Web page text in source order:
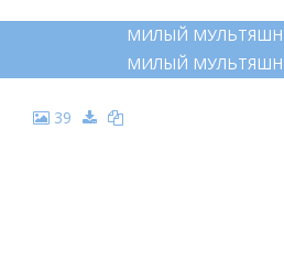
МИЛЫЙ
МИЛЫЙ
39